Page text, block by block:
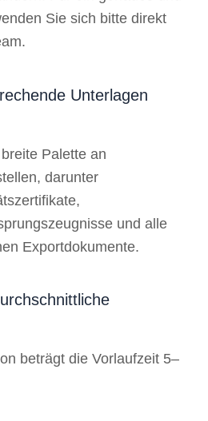
Sie sich bitte direkt
Unterlagen
Palette an
darunter
und alle
Exportdokumente.
beträgt die Vorlaufzeit 5–